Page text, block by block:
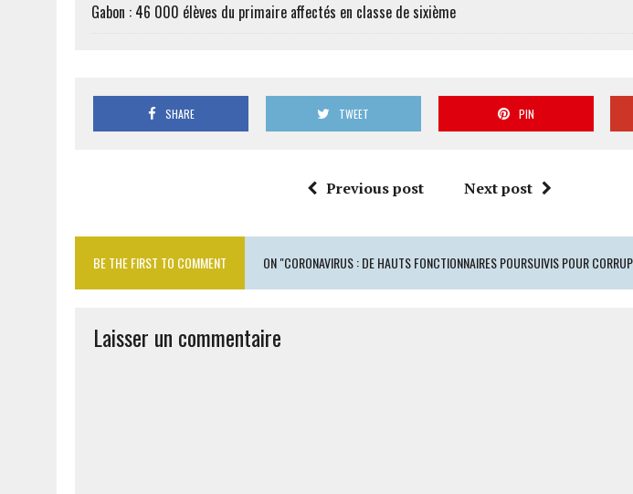
Gabon : 46 000 élèves du primaire affectés en classe de sixième
SHARE TWEET PIN
Previous post Next post
BE THE FIRST TO COMMENT ON "CORONAVIRUS : DE HAUTS FONCTIONNAIRES POURSUIVIS POUR
Laisser un commentaire